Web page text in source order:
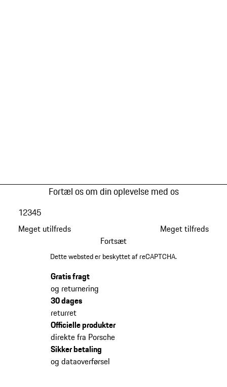
Fortæl os om din oplevelse med os
Meget utilfreds
12345
Meget tilfreds
Fortsæt
Dette websted er beskyttet af reCAPTCHA.
Gratis fragt
og returnering
30 dages
returret
Officielle produkter
direkte fra Porsche
Sikker betaling
og dataoverførsel